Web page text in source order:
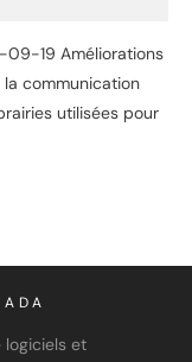
09-19 Améliorations
communication
utilisées pour
logiciels et